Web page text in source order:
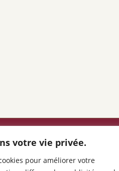
votre vie privée.
pour améliorer votre